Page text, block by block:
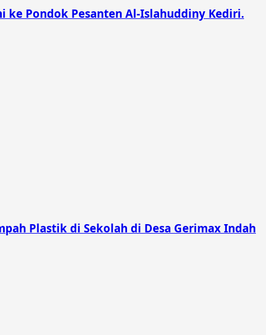
ke Pondok Pesanten Al-Islahuddiny Kediri.
Plastik di Sekolah di Desa Gerimax Indah